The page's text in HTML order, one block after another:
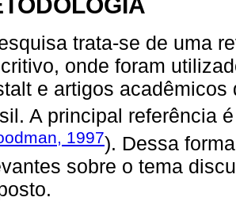
trata-se de uma
onde foram
e artigos
A principal referência
1997). Dessa
sobre o tema